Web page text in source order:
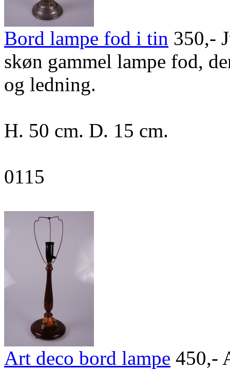
Bord lampe fod i tin 350,-
skøn gammel lampe fod,
og ledning.
H. 50 cm. D. 15 cm.
0115
Art deco bord lampe 450,-